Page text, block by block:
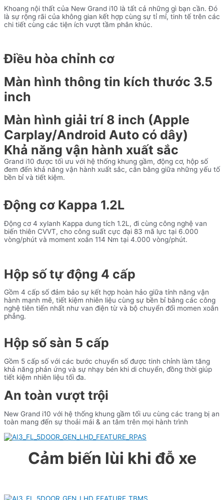
Khoang nội thất của New Grand i10 là tất cả những gì bạn cần. Đó
là sự rộng rãi của không gian kết hợp cùng sự tỉ mỉ, tinh tế trên các
chi tiết cùng các tiện ích vượt tầm phân khúc.
Điều hòa chỉnh cơ
Màn hình thông tin kích thước 3.5
inch
Màn hình giải trí 8 inch (Apple
Carplay/Android Auto có dây)
Khả năng vận hành xuất sắc
Grand i10 được tối ưu với hệ thống khung gầm, động cơ, hộp số
đem đến khả năng vận hành xuất sắc, cân bằng giữa những yếu tố
bền bỉ và tiết kiệm.
Động cơ Kappa 1.2L
Động cơ 4 xylanh Kappa dung tích 1.2L, đi cùng công nghệ van
biến thiên CVVT, cho công suất cực đại 83 mã lực tại 6.000
vòng/phút và moment xoắn 114 Nm tại 4.000 vòng/phút.
Hộp số tự động 4 cấp
Gồm 4 cấp số đảm bảo sự kết hợp hoàn hảo giữa tính năng vận
hành mạnh mẽ, tiết kiệm nhiên liệu cùng sự bền bỉ bằng các công
nghệ tiên tiến nhất như van điện từ và bộ chuyển đổi momen xoắn
phẳng.
Hộp số sàn 5 cấp
Gồm 5 cấp số với các bước chuyển số được tinh chỉnh làm tăng
khả năng phản ứng và sự nhạy bén khi di chuyển, đồng thời giúp
tiết kiệm nhiên liệu tối đa.
An toàn vượt trội
New Grand i10 với hệ thống khung gầm tối ưu cùng các trang bị an
toàn mang đến sự thoải mái & an tâm trên mọi hành trình
Cảm biến lùi khi đỗ xe